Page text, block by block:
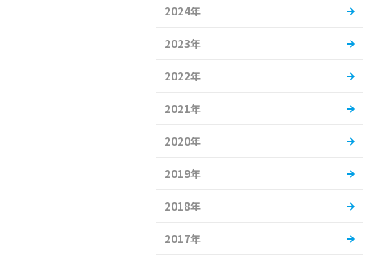
2024年
2023年
2022年
2021年
2020年
2019年
2018年
2017年